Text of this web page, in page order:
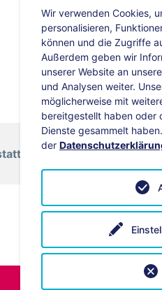
Bei technischen Fragen
Wir verwenden Cookies,
personalisieren,
können und die Zugriffe
Außerdem geben wir
unserer Website an
und Analysen weiter.
möglicherweise mit
bereitgestellt haben oder
Dienste gesammelt
der